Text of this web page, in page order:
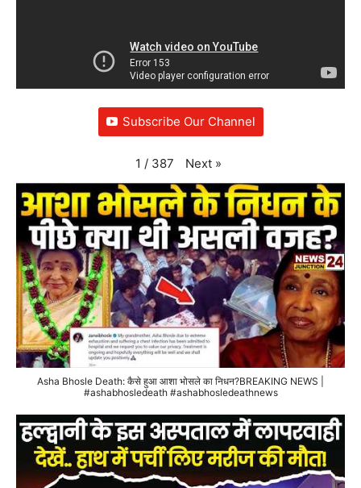
Subscribe Our Channel
1 / 387 Next »
Asha Bhosle Death: कैसे हुआ आशा भोसले का निधन?BREAKING NEWS |
#ashabhosledeath #ashabhosledeathnews